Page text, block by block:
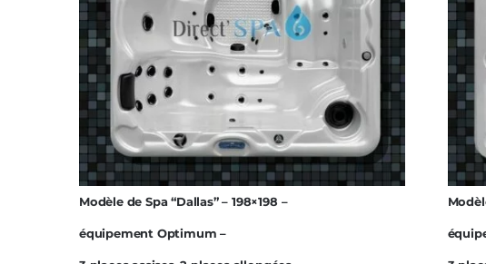
Modèle de Spa “Dallas” – 198×198 –
équipement Optimum –